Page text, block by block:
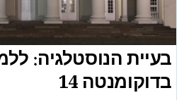
בעיית הנוסטלגיה:
בדוקומנטה 14